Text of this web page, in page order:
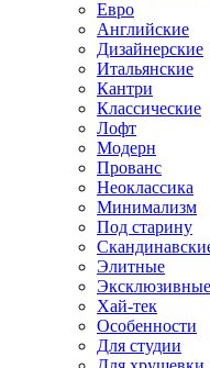
Евро
Английские
Дизайнерские
Итальянские
Кантри
Классические
Лофт
Модерн
Прованс
Неоклассика
Минимализм
Под старину
Элитные
Эксклюзивные
Хай-тек
Особенности
Для студии